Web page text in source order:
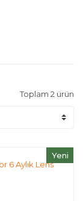
Toplam 2 ürün
Yeni